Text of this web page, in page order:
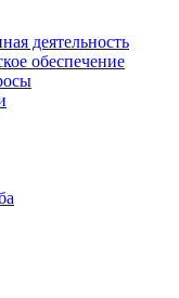
деятельность
обеспечение